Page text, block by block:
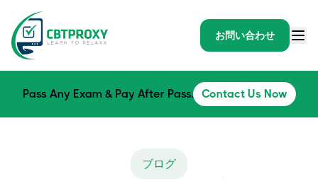
お問い合わせ
Pass Any Exam & Pay After Pass. Contact Us Now
ブログ